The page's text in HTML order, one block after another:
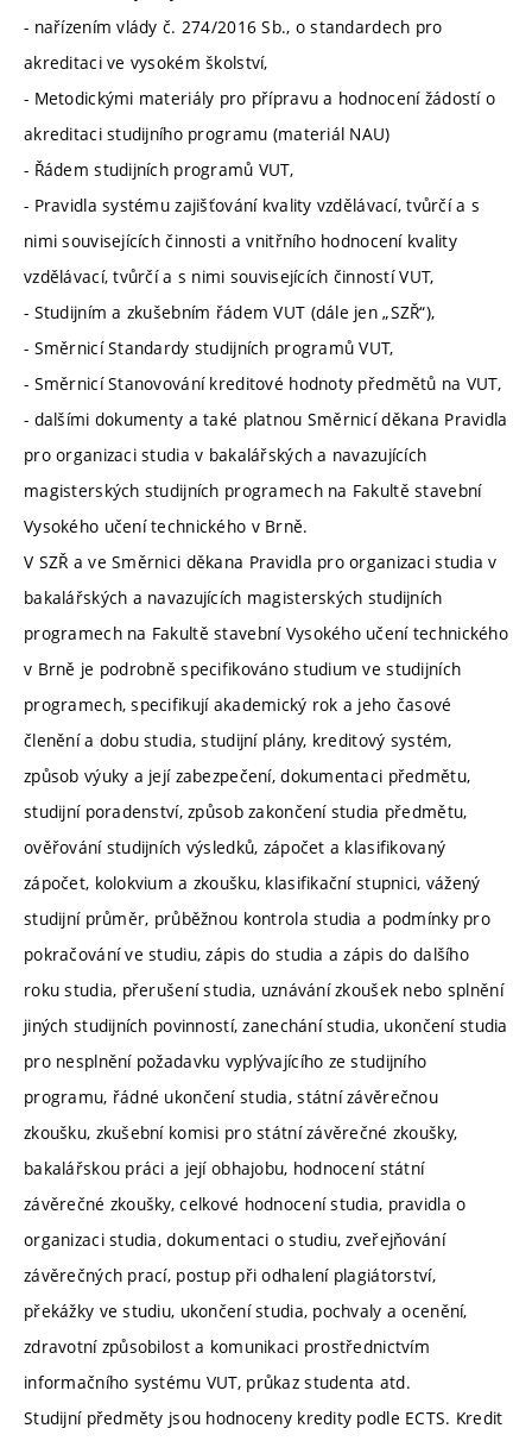
- nařízením vlády č. 274/2016 Sb., o standardech pro
akreditaci ve vysokém školství,
- Metodickými materiály pro přípravu a hodnocení žádostí o
akreditaci studijního programu (materiál NAU)
- Řádem studijních programů VUT,
- Pravidla systému zajišťování kvality vzdělávací, tvůrčí a s
nimi souvisejících činnosti a vnitřního hodnocení kvality
vzdělávací, tvůrčí a s nimi souvisejících činností VUT,
- Studijním a zkušebním řádem VUT (dále jen „SZŘ“),
- Směrnicí Standardy studijních programů VUT,
- Směrnicí Stanovování kreditové hodnoty předmětů na VUT,
- dalšími dokumenty a také platnou Směrnicí děkana Pravidla
pro organizaci studia v bakalářských a navazujících
magisterských studijních programech na Fakultě stavební
Vysokého učení technického v Brně.
V SZŘ a ve Směrnici děkana Pravidla pro organizaci studia v
bakalářských a navazujících magisterských studijních
programech na Fakultě stavební Vysokého učení technického
v Brně je podrobně specifikováno studium ve studijních
programech, specifikují akademický rok a jeho časové
členění a dobu studia, studijní plány, kreditový systém,
způsob výuky a její zabezpečení, dokumentaci předmětu,
studijní poradenství, způsob zakončení studia předmětu,
ověřování studijních výsledků, zápočet a klasifikovaný
zápočet, kolokvium a zkoušku, klasifikační stupnici, vážený
studijní průměr, průběžnou kontrola studia a podmínky pro
pokračování ve studiu, zápis do studia a zápis do dalšího
roku studia, přerušení studia, uznávání zkoušek nebo splnění
jiných studijních povinností, zanechání studia, ukončení studia
pro nesplnění požadavku vyplývajícího ze studijního
programu, řádné ukončení studia, státní závěrečnou
zkoušku, zkušební komisi pro státní závěrečné zkoušky,
bakalářskou práci a její obhajobu, hodnocení státní
závěrečné zkoušky, celkové hodnocení studia, pravidla o
organizaci studia, dokumentaci o studiu, zveřejňování
závěrečných prací, postup při odhalení plagiátorství,
překážky ve studiu, ukončení studia, pochvaly a ocenění,
zdravotní způsobilost a komunikaci prostřednictvím
informačního systému VUT, průkaz studenta atd.
Studijní předměty jsou hodnoceny kredity podle ECTS. Kredit